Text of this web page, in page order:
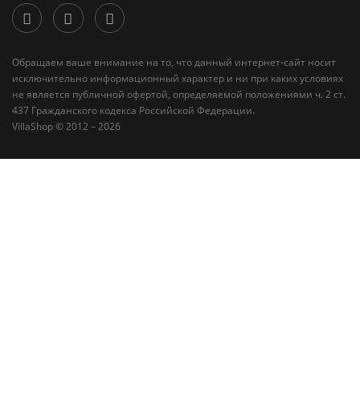
Обращаем ваше внимание на то, что данный интернет-сайт носит
исключительно информационный характер и ни при каких условиях
не является публичной офертой, определяемой положениями ч. 2 ст.
437 Гражданского кодекса Российской Федерации.
VillaShop © 2012 – 2026